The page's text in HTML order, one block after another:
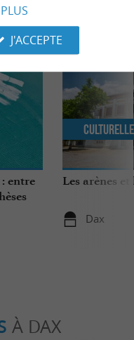
: entre
Les arènes
Dax
Culturelle
À DAX
J'ACCEPTE